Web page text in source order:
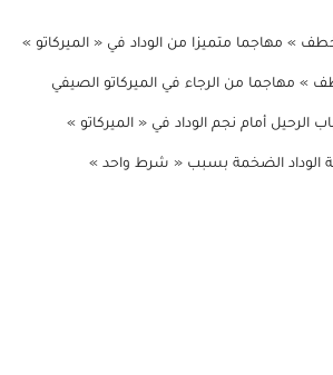
» مهاجما متميزا من الوداد في « الميركاتو »
» مهاجما من الرجاء في الميركاتو الصيفي
الرحيل أمام نجم الوداد في « الميركاتو »
الوداد الضخمة بسبب « شرط واحد »